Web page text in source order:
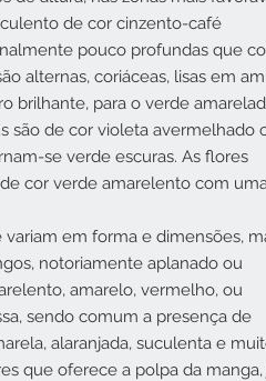
de cor cinzento-café
pouco profundas que
alternas, coriáceas, lisas em
brilhante, para o verde
são de cor violeta avermelhado
se verde escuras. As flores
cor verde amarelento com
em forma e dimensões,
notoriamente aplanado ou
amarelo, vermelho, ou
sendo comum a presença de
alaranjada, suculenta e
que oferece a polpa da